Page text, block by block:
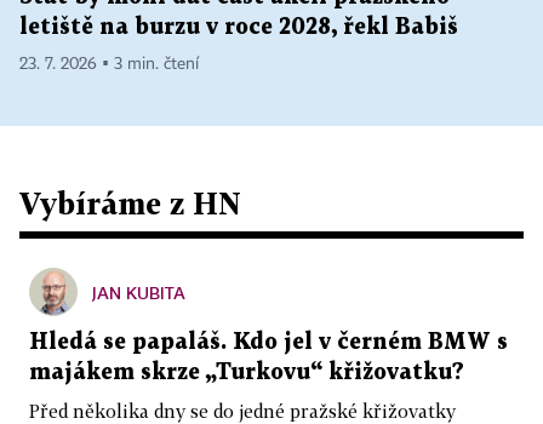
letiště na burzu v roce 2028, řekl Babiš
23. 7. 2026 ▪ 3 min. čtení
Vybíráme z HN
JAN KUBITA
Hledá se papaláš. Kdo jel v černém BMW s
majákem skrze „Turkovu“ křižovatku?
Před několika dny se do jedné pražské křižovatky